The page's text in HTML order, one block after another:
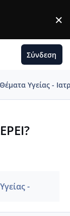
×
Σύνδεση
Θέματα Υγείας -
-